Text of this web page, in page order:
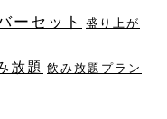
ーセット 盛り上が
放題 飲み放題プラン